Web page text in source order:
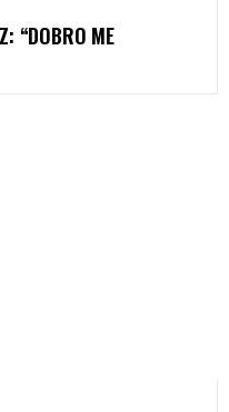
“DOBRO ME